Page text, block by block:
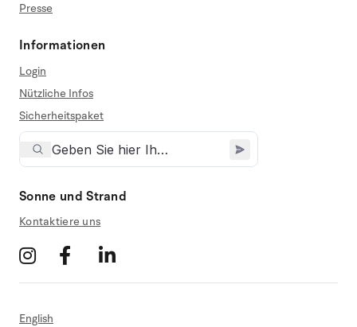
Presse
Informationen
Login
Nützliche Infos
Sicherheitspaket
Sonne und Strand
Kontaktiere uns
English